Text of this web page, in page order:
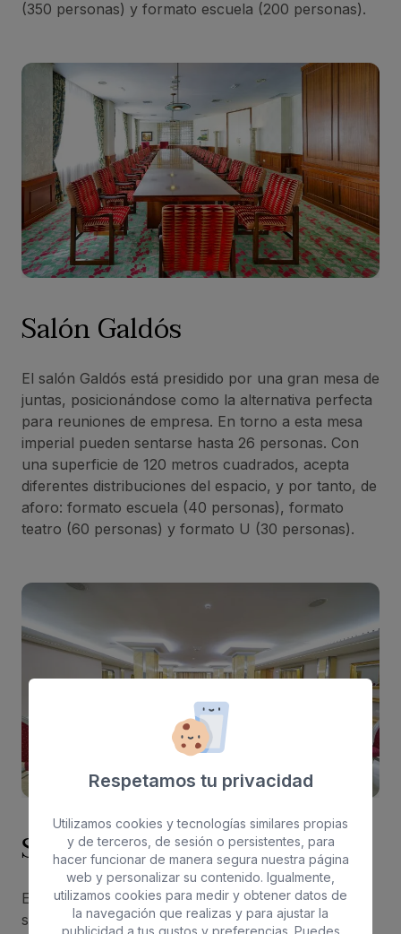
(350 personas) y formato escuela (200 personas).
Salón Galdós
El salón Galdós está presidido por una gran mesa de
juntas, posicionándose como la alternativa perfecta
para reuniones de empresa. En torno a esta mesa
imperial pueden sentarse hasta 26 personas. Con
una superficie de 120 metros cuadrados, acepta
diferentes distribuciones del espacio, y por tanto, de
aforo: formato escuela (40 personas), formato
teatro (60 personas) y formato U (30 personas).
Salón Fogón
El salón Fogón es el punto intermedio entre los
salones Pepe Dámaso, Lola Massieu y Galdós y el
Respetamos tu privacidad
Utilizamos cookies y tecnologías similares propias
y de terceros, de sesión o persistentes, para
hacer funcionar de manera segura nuestra página
web y personalizar su contenido. Igualmente,
utilizamos cookies para medir y obtener datos de
la navegación que realizas y para ajustar la
publicidad a tus gustos y preferencias. Puedes